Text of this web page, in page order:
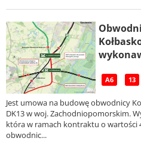
A6 13
Jest umowa na budowę obwodnicy
DK13 w woj. Zachodniopomorskim.
która w ramach kontraktu o wartości
obwodnic...